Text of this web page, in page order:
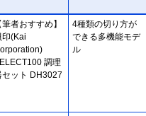
筆者おすすめ】
印(Kai
調理
セット DH3027
4種類の切り方が
できる多機能モデ
ル